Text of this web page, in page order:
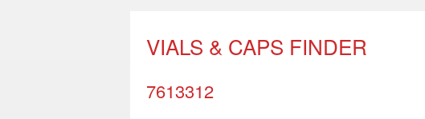
VIALS & CAPS FINDER
7613312